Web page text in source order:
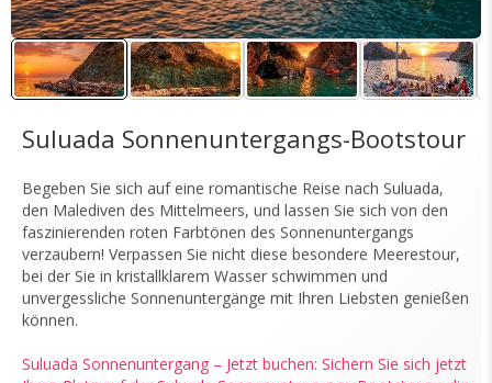
Suluada Sonnenuntergangs-Bootstour
Begeben Sie sich auf eine romantische Reise nach Suluada,
den Malediven des Mittelmeers, und lassen Sie sich von den
faszinierenden roten Farbtönen des Sonnenuntergangs
verzaubern! Verpassen Sie nicht diese besondere Meerestour,
bei der Sie in kristallklarem Wasser schwimmen und
unvergessliche Sonnenuntergänge mit Ihren Liebsten genießen
können.
Suluada Sonnenuntergang – Jetzt buchen: Sichern Sie sich jetzt